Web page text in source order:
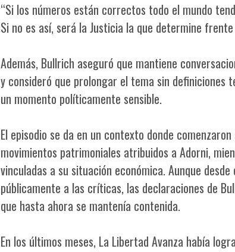
“Si los números están correctos todo el mundo
Si no es así, será la Justicia la que determine
Además, Bullrich aseguró que mantiene
y consideró que prolongar el tema sin definiciones
un momento políticamente sensible.
El episodio se da en un contexto donde
movimientos patrimoniales atribuidos a Adorni,
vinculadas a su situación económica. Aunque
públicamente a las críticas, las declaraciones de
que hasta ahora se mantenía contenida.
En los últimos meses, La Libertad Avanza había